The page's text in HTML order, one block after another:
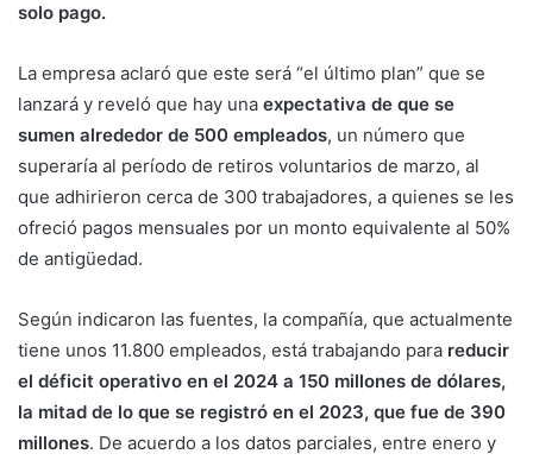
solo pago.
La empresa aclaró que este será “el último plan” que se
lanzará y reveló que hay una expectativa de que se
sumen alrededor de 500 empleados, un número que
superaría al período de retiros voluntarios de marzo, al
que adhirieron cerca de 300 trabajadores, a quienes se les
ofreció pagos mensuales por un monto equivalente al 50%
de antigüedad.
Según indicaron las fuentes, la compañía, que actualmente
tiene unos 11.800 empleados, está trabajando para reducir
el déficit operativo en el 2024 a 150 millones de dólares,
la mitad de lo que se registró en el 2023, que fue de 390
millones. De acuerdo a los datos parciales, entre enero y